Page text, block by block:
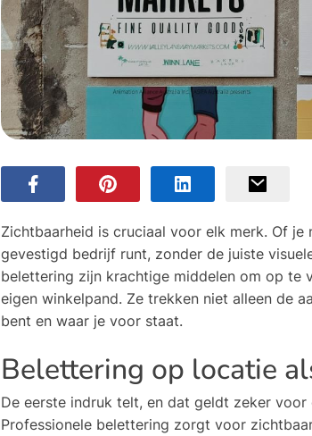
Zichtbaarheid is cruciaal voor elk merk. Of
gevestigd bedrijf runt, zonder de juiste
belettering zijn krachtige middelen om op te
eigen winkelpand. Ze trekken niet alleen de
bent en waar je voor staat.
Belettering op locatie
De eerste indruk telt, en dat geldt zeker
Professionele belettering zorgt voor